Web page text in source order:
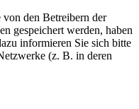
den Betreibern der
gespeichert werden, haben
informieren Sie sich bitte
(z. B. in deren